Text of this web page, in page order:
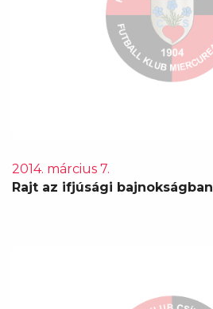
2014. március 7.
Rajt az ifjúsági bajnokságban